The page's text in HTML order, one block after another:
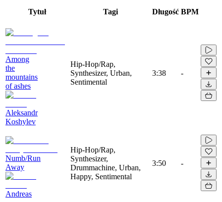
Tytuł Tagi Długość BPM
Among
the
mountains
of ashes
Aleksandr
Koshylev
Hip-Hop/Rap,
Synthesizer, Urban,
Sentimental
3:38 -
Numb/Run
Away
Andreas
Hip-Hop/Rap,
Synthesizer,
Drummachine, Urban,
Happy, Sentimental
3:50 -